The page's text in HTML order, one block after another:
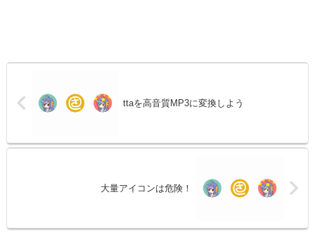
ttaを高音質MP3に変換しよう
大量アイコンは危険！